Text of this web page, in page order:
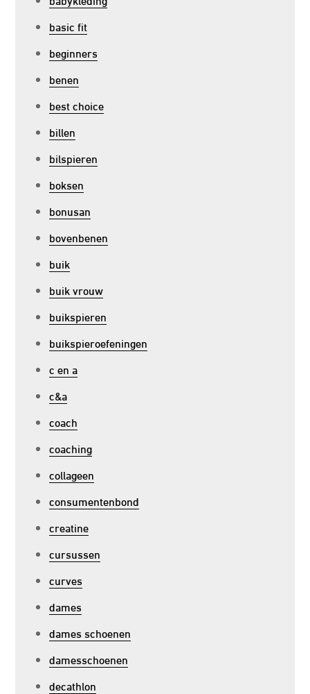
basic fit
beginners
benen
best choice
billen
bilspieren
boksen
bonusan
bovenbenen
buik
buik vrouw
buikspieren
buikspieroefeningen
c en a
c&a
coach
coaching
collageen
consumentenbond
creatine
cursussen
curves
dames
dames schoenen
damesschoenen
decathlon